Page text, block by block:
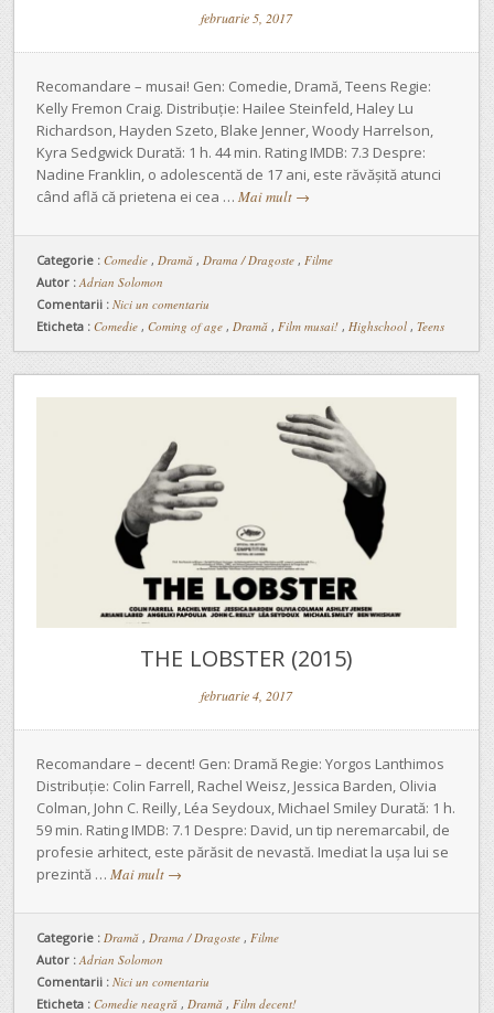
februarie 5, 2017
Recomandare – musai! Gen: Comedie, Dramă, Teens Regie:
Kelly Fremon Craig. Distribuție: Hailee Steinfeld, Haley Lu
Richardson, Hayden Szeto, Blake Jenner, Woody Harrelson,
Kyra Sedgwick Durată: 1 h. 44 min. Rating IMDB: 7.3 Despre:
Nadine Franklin, o adolescentă de 17 ani, este răvășită atunci
când află că prietena ei cea … Mai mult →
Categorie : Comedie , Dramă , Drama / Dragoste , Filme
Autor : Adrian Solomon
Comentarii : Nici un comentariu
Eticheta : Comedie , Coming of age , Dramă , Film musai! , Highschool , Teens
THE LOBSTER (2015)
februarie 4, 2017
Recomandare – decent! Gen: Dramă Regie: Yorgos Lanthimos
Distribuție: Colin Farrell, Rachel Weisz, Jessica Barden, Olivia
Colman, John C. Reilly, Léa Seydoux, Michael Smiley Durată: 1 h.
59 min. Rating IMDB: 7.1 Despre: David, un tip neremarcabil, de
profesie arhitect, este părăsit de nevastă. Imediat la ușa lui se
prezintă … Mai mult →
Categorie : Dramă , Drama / Dragoste , Filme
Autor : Adrian Solomon
Comentarii : Nici un comentariu
Eticheta : Comedie neagră , Dramă , Film decent!